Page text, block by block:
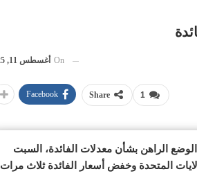
On أغسطس 11, 2025
1
Share
Facebook
الراهن بشأن معدلات الفائدة، السبت
المتحدة وخفض أسعار الفائدة ثلاث مرات